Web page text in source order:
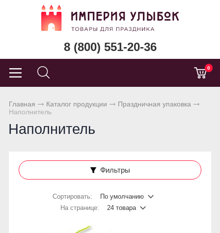
8 (800) 551-20-36
0
Главная Каталог продукции
Праздничная упаковка
Наполнитель
Наполнитель
Фильтры
Сортировать:
По умолчанию
На странице:
24 товара